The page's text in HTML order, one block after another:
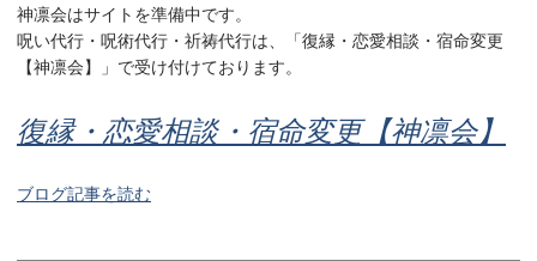
神凛会はサイトを準備中です。
呪い代行・呪術代行・祈祷代行は、「復縁・恋愛相談・宿命変更
【神凛会】」で受け付けております。
復縁・恋愛相談・宿命変更【神凛会】
ブログ記事を読む